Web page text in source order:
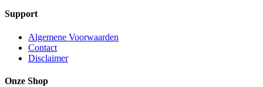
Support
Algemene Voorwaarden
Contact
Disclaimer
Onze Shop